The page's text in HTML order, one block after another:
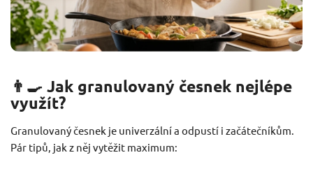
👨‍🍳 Jak granulovaný česnek nejlépe
využít?
Granulovaný česnek je univerzální a odpustí i začátečníkům.
Pár tipů, jak z něj vytěžit maximum: